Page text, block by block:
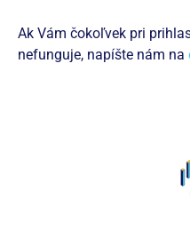
Ak Vám čokoľvek pri
nefunguje, napíšte nám na